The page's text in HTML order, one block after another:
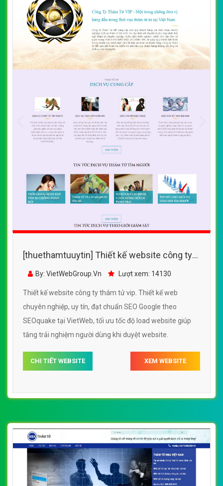
[thuethamtuuytin] Thiết kế website công ty
thám tử vip đẹp, chuyên nghiệp chuẩn SEO
By: VietWebGroup.Vn Lượt xem: 14130
Thiết kế website công ty thám tử vip. Thiết kế web
chuyên nghiệp, uy tín, đạt chuẩn SEO Google theo
SEOquake tại VietWeb, tối ưu tốc độ load website giúp
tăng trải nghiệm người dùng khi duyệt website.
CHI TIẾT WEBSITE XEM WEBSITE